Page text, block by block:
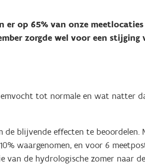
op 65% van onze meetlocaties
zorgde wel voor een stijging
tot normale en wat natter
de blijvende effecten te
waargenomen, en voor 6
van de hydrologische zomer naar